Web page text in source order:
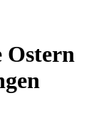
Ostern